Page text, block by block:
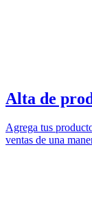
Alta de
Agrega tus
ventas de una